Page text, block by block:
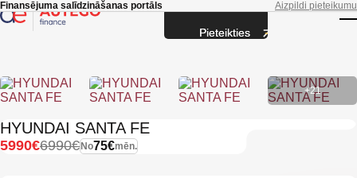
Skip to main content
Finansējuma salīdzināšanas portāls Aizpildi pieteikumu
+21
HYUNDAI SANTA FE
No75€mēn.
6990€
5990€